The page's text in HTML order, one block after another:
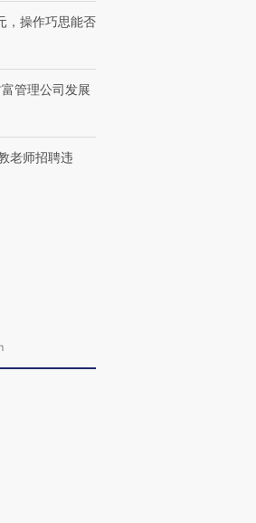
，操作巧思能否
管理公司发展
老师招聘违